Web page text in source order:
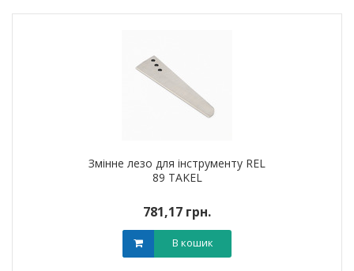
Змінне лезо для інструменту REL
89 TAKEL
781,17 грн.
В кошик